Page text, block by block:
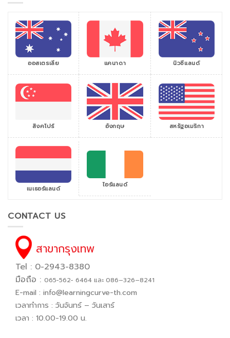
ออสเตรเลีย แคนาดา นิวซีแลนด์
สิงคโปร์ อังกฤษ สหรัฐอเมริกา
เนเธอร์แลนด์ ไอร์แลนด์
CONTACT US
สาขากรุงเทพ
Tel : 0-2943-8380
มือถือ : 065−562− 6464 และ 086–326–8241
E-mail : info@learningcurve-th.com
เวลาทำการ : วันจันทร์ – วันเสาร์
เวลา : 10.00-19.00 น.